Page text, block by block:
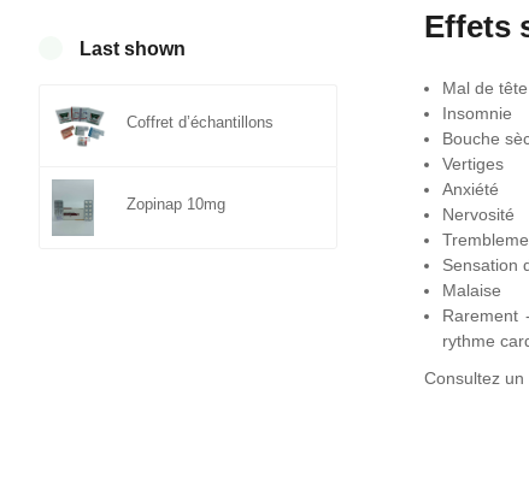
Last shown
Coffret d’échantillons
Zopinap 10mg
Effets
Mal de tête
Insomnie
Bouche
Vertiges
Anxiété
Nervosité
Sensation
Malaise
Rarement
rythme
Consultez